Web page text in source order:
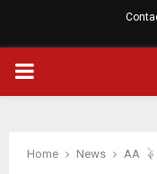
PRIMARY
Home News AA နဲ့